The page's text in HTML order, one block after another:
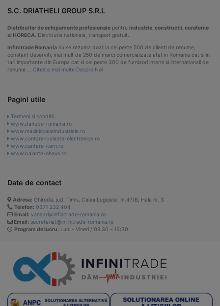
S.C. DRIATHELI GROUP S.R.L
Distribuitor de echipamente profesionale pentru industrie, constructii, curatenie
si HORECA. Distributie nationala, transport gratuit.
Infinitrade Romania nu se rezuma doar la cei peste 500 de clienti de renume,
constant deserviti, mai mult de 250 de marci comercializate atat in Romania cat si in
tari importante din Europa cat si cei peste 300 de furnizori interni si internationali de
renume … Citeste mai multe Despre Noi
Pagini utile
Termeni si conditii
www.danube-romania.ro
www.masinispalatindustriale.ro
www.cantare-balante-electronice.ro
www.cantare-kern.ro
www.balante-ohaus.ro
Date de contact
Adresa: Ghiroda, jud. Timis, Calea Lugojului, nr.47/B, Hala nr. 3
Telefon: 0371 232 404
Email: vanzari@infinitrade-romania.ro
Email: secretariat@infinitrade-romania.ro
Program de lucru: Luni – Vineri / 08:30 – 16:30